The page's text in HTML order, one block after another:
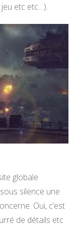
etc etc…).
globale
silence une
Oui, c’est
de détails etc